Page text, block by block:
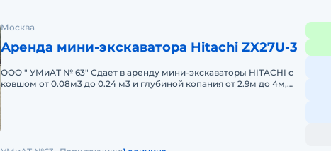
Москва
Аренда мини-экскаватора Hitachi ZX27U-3
ООО " УМиАТ № 63" Сдает в аренду мини-экскаваторы HITACHI с
ковшом от 0.08м3 до 0.24 м3 и глубиной копания от 2.9м до 4м,